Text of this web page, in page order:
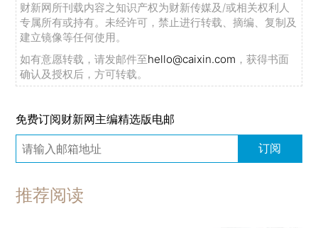
财新网所刊载内容之知识产权为财新传媒及/或相关权利人
专属所有或持有。未经许可，禁止进行转载、摘编、复制及
建立镜像等任何使用。
如有意愿转载，请发邮件至hello@caixin.com ，获得书面
确认及授权后，方可转载。
免费订阅财新网主编精选版电邮
订阅
推荐阅读